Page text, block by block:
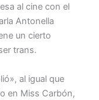
al cine con el
Antonella
un cierto
trans.
al igual que
en Miss Carbón,